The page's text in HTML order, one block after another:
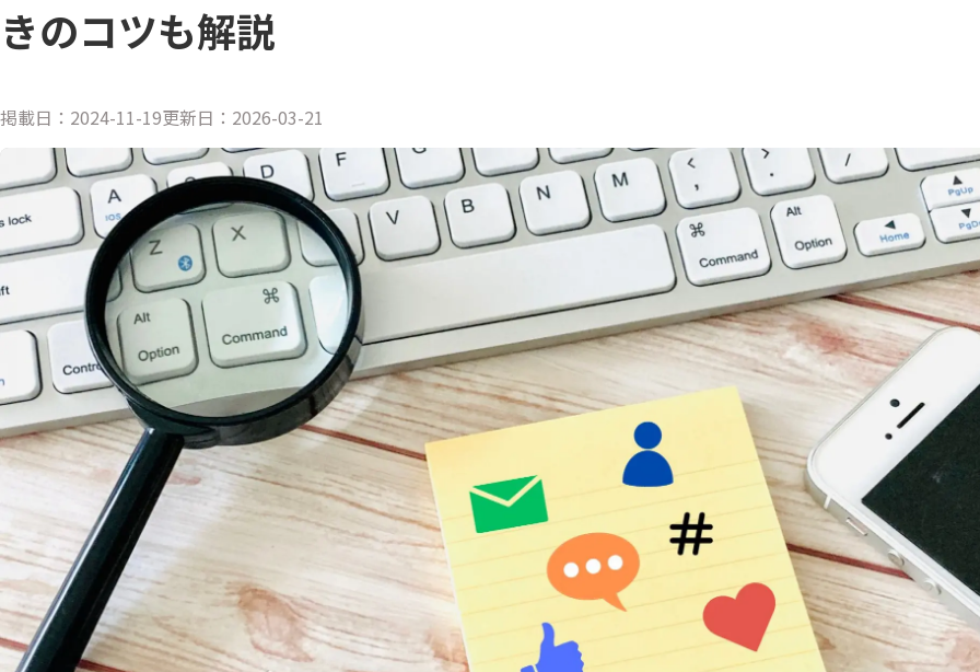
きのコツも解説
掲載日： 2024-11-19更新日： 2026-03-21